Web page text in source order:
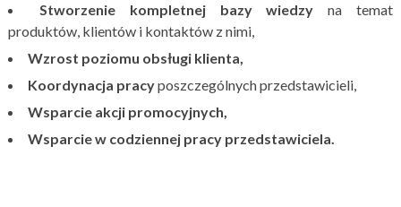
Stworzenie kompletnej bazy wiedzy na temat
produktów, klientów i kontaktów z nimi,
Wzrost poziomu obsługi klienta,
Koordynacja pracyposzczególnych przedstawicieli,
Wsparcie akcji promocyjnych,
Wsparcie w codziennej pracy przedstawiciela.